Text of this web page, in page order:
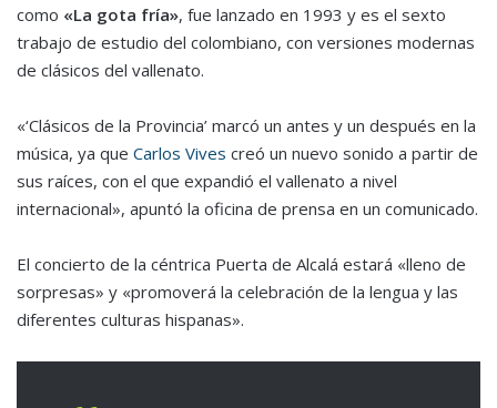
como «La gota fría», fue lanzado en 1993 y es el sexto
trabajo de estudio del colombiano, con versiones modernas
de clásicos del vallenato.
«‘Clásicos de la Provincia’ marcó un antes y un después en la
música, ya que Carlos Vives creó un nuevo sonido a partir de
sus raíces, con el que expandió el vallenato a nivel
internacional», apuntó la oficina de prensa en un comunicado.
El concierto de la céntrica Puerta de Alcalá estará «lleno de
sorpresas» y «promoverá la celebración de la lengua y las
diferentes culturas hispanas».